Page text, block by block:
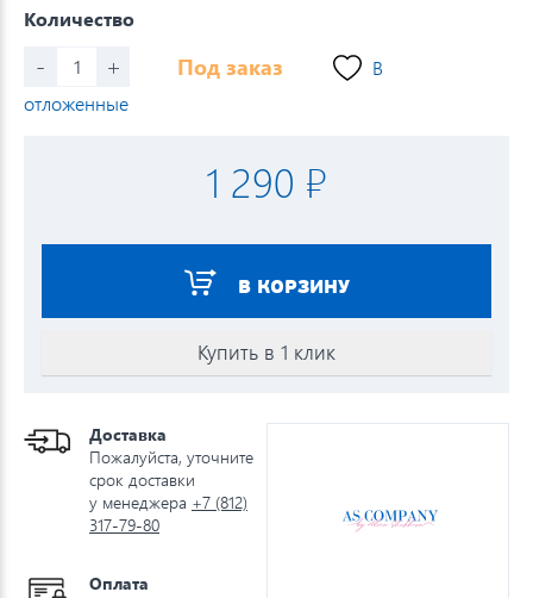
Количество
- + Под заказ
В
отложенные
1 290 ₽
В КОРЗИНУ
Купить в 1 клик
Доставка
Пожалуйста, уточните
срок доставки
у менеджера +7 (812)
317-79-80
Оплата